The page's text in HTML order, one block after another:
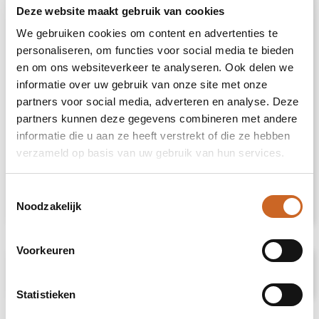
Deze website maakt gebruik van cookies
We gebruiken cookies om content en advertenties te
personaliseren, om functies voor social media te bieden
en om ons websiteverkeer te analyseren. Ook delen we
informatie over uw gebruik van onze site met onze
partners voor social media, adverteren en analyse. Deze
partners kunnen deze gegevens combineren met andere
informatie die u aan ze heeft verstrekt of die ze hebben
verzameld op basis van uw gebruik van hun services.
Noodzakelijk
Voorkeuren
Statistieken
jouw bedrijf of merk, terwijl de Kokodama® op
prijkt. De Kokodama® wordt nog leuker om te
geven én te ontvangen dankzij de passende
FSC geschenkverpakking. Door dit geschenk
te geven, toon je niet enkel waardering, maar
versterk je ook relaties en betrokkenheid,
terwijl je tegelijkertijd een positieve impact
hebt op het imago van jouw bedrijf.
Heeft u vragen over dit product, de
gewenste personalisatie of eventuele
ons op.